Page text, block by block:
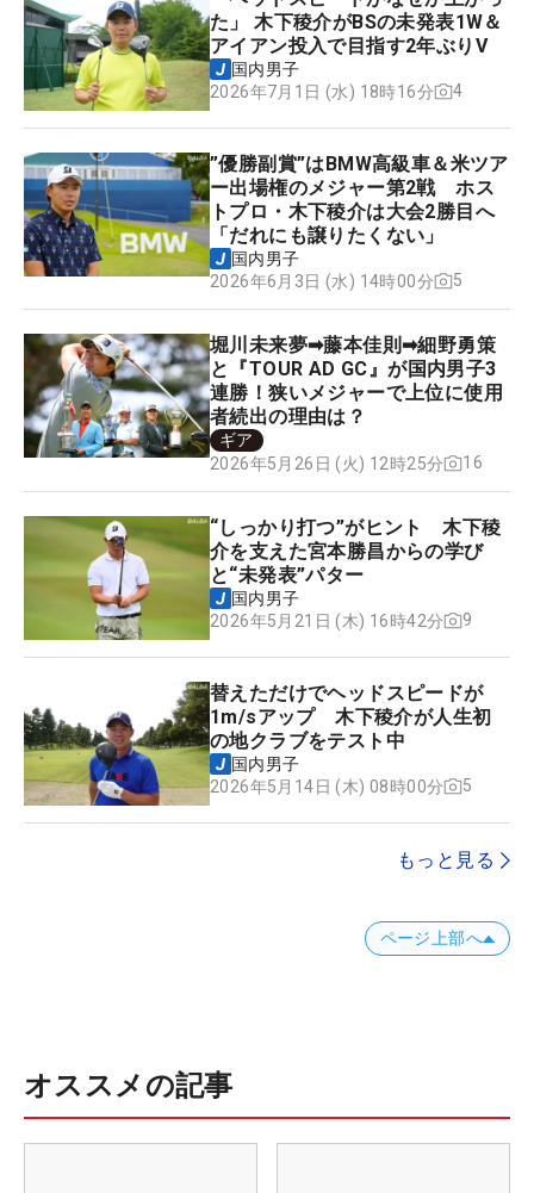
た」 木下稜介がBSの未発表1W＆
アイアン投入で目指す2年ぶりV
国内男子
2026年7月1日 (水) 18時16分
4
”優勝副賞”はBMW高級車＆米ツア
ー出場権のメジャー第2戦 ホス
トプロ・木下稜介は大会2勝目へ
「だれにも譲りたくない」
国内男子
2026年6月3日 (水) 14時00分
5
堀川未来夢➡藤本佳則➡細野勇策
と『TOUR AD GC』が国内男子3
連勝！狭いメジャーで上位に使用
者続出の理由は？
ギア
2026年5月26日 (火) 12時25分
16
“しっかり打つ”がヒント 木下稜
介を支えた宮本勝昌からの学び
と“未発表”パター
国内男子
2026年5月21日 (木) 16時42分
9
替えただけでヘッドスピードが
1m/sアップ 木下稜介が人生初
の地クラブをテスト中
国内男子
2026年5月14日 (木) 08時00分
5
もっと見る
ページ上部へ
オススメの記事